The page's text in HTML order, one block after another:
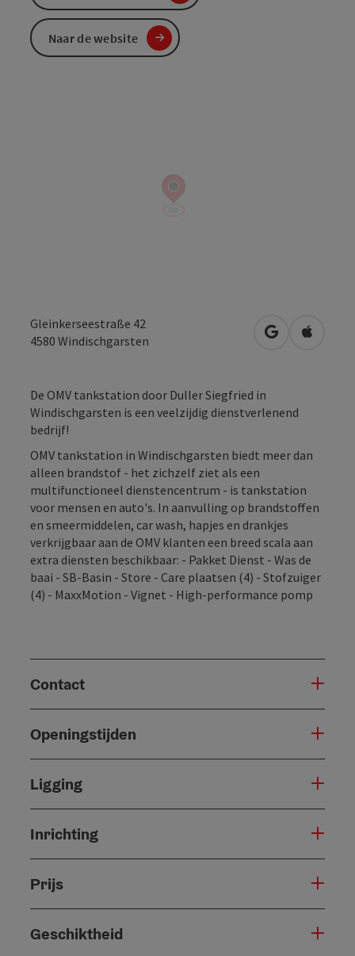
Gleinkerseestraße 42
4580 Windischgarsten Openen in
De OMV tankstation door Duller Siegfried in
Windischgarsten is een veelzijdig dienstverlenend
bedrijf!
OMV tankstation in Windischgarsten biedt meer dan
alleen brandstof - het zichzelf ziet als een
multifunctioneel dienstencentrum - is tankstation
voor mensen en auto's. In aanvulling op brandstoffen
en smeermiddelen, car wash, hapjes en drankjes
verkrijgbaar aan de OMV klanten een breed scala aan
extra diensten beschikbaar: - Pakket Dienst - Was de
baai - SB-Basin - Store - Care plaatsen (4) - Stofzuiger
(4) - MaxxMotion - Vignet - High-performance pomp
Contact
Openingstijden
Ligging
Inrichting
Prijs
Geschiktheid
Naar de website